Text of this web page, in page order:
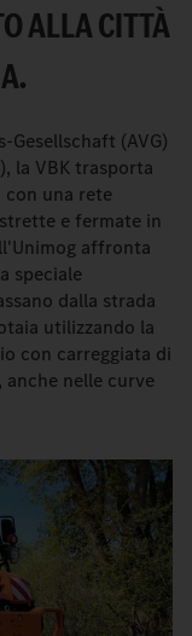
ALLA CITTÀ
(AVG)
la VBK trasporta
con una rete
e fermate in
affronta
speciale
dalla strada
utilizzando la
con carreggiata di
nelle curve